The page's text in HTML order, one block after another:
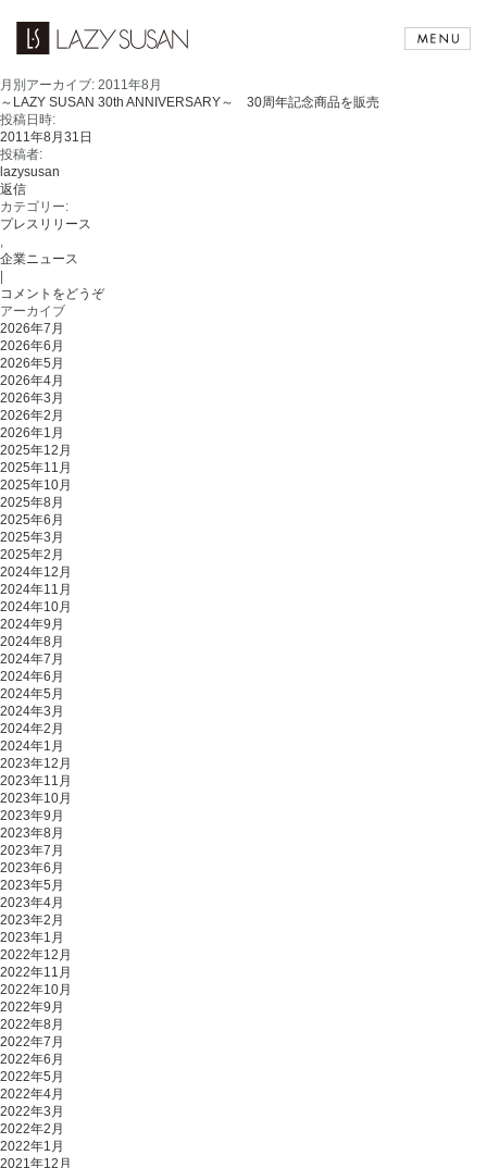
月別アーカイブ: 2011年8月
～LAZY SUSAN 30th ANNIVERSARY～ 30周年記念商品を販売
投稿日時:
2011年8月31日
投稿者:
lazysusan
返信
カテゴリー:
プレスリリース
,
企業ニュース
コメントをどうぞ
アーカイブ
2026年7月
2026年6月
2026年5月
2026年4月
2026年3月
2026年2月
2026年1月
2025年12月
2025年11月
2025年10月
2025年8月
2025年6月
2025年3月
2025年2月
2024年12月
2024年11月
2024年10月
2024年9月
2024年8月
2024年7月
2024年6月
2024年5月
2024年3月
2024年2月
2024年1月
2023年12月
2023年11月
2023年10月
2023年9月
2023年8月
2023年7月
2023年6月
2023年5月
2023年4月
2023年2月
2023年1月
2022年12月
2022年11月
2022年10月
2022年9月
2022年8月
2022年7月
2022年6月
2022年5月
2022年4月
2022年3月
2022年2月
2022年1月
2021年12月